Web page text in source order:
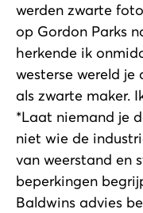
werden zwarte
op Gordon Parks
herkende ik
westerse wereld
als zwarte maker.
*Laat niemand je
niet wie de
van weerstand en
beperkingen
Baldwins advies